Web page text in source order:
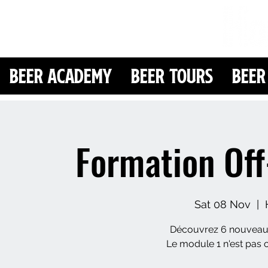
Beer Academy Beer Tours
Formation
Sat 08 Nov
Découvrez 6
Le module 1 n'est pas